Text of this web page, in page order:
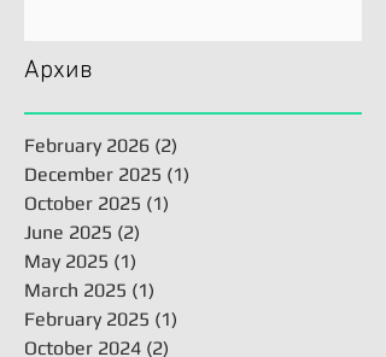
Архив
February 2026 (2)
December 2025 (1)
October 2025 (1)
June 2025 (2)
May 2025 (1)
March 2025 (1)
February 2025 (1)
October 2024 (2)